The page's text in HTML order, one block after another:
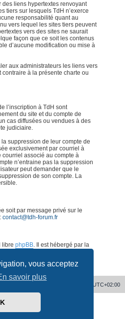
vous acceptez
savoir plus
liens hypertextes renvoyant
tiers sur lesquels TdH n’exerce
responsabilité quant au
vers lequel les sites tiers peuvent
vers des sites ne saurait
façon que ce soit les contenus
d’aucune modification ou mise à
aux administrateurs les liens vers
contraire à la présente charte ou
l’inscription à TdH sont
du site et du compte de
cas diffusées ou vendues à des
judiciaire.
suppression de leur compte de
exclusivement par courriel à
courriel associé au compte à
n’entraine pas la suppression
peut demander que le
de son compte. La
soit par message privé sur le
contact@tdh-forum.fr
libre phpBB. Il est hébergé par la
UTC+02:00
® Forum Software © phpBB Limited
phpBB-fr.com